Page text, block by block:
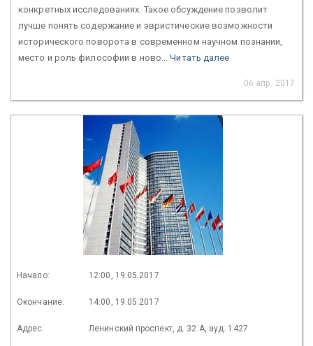
конкретных исследованиях. Такое обсуждение позволит
лучше понять содержание и эвристические возможности
исторического поворота в современном научном познании,
место и роль философии в ново...Читать далее
06 апр. 2017
Начало: 12:00, 19.05.2017
Окончание: 14:00, 19.05.2017
Адрес: Ленинский проспект, д. 32 А, ауд. 1427